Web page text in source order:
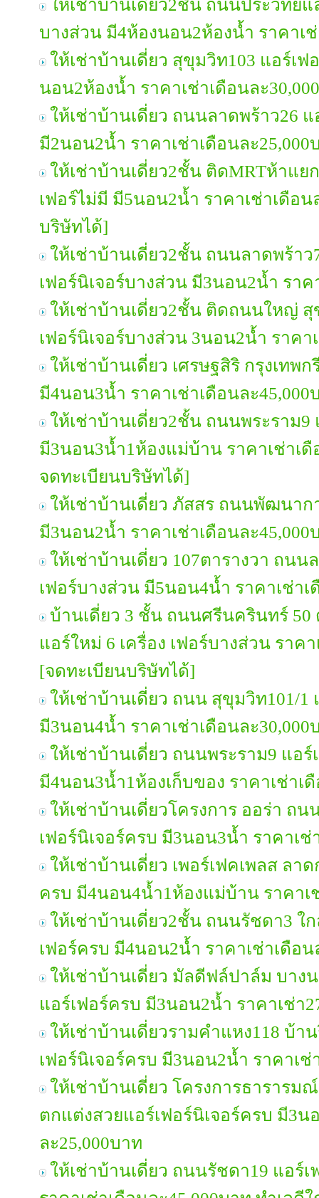
ให้เช่าบ้านเดี่ยว2ชั้น ถนนประวิทย์แ
บางส่วน มี4ห้องนอน2ห้องน้ำ ราคาเ
ให้เช่าบ้านเดี่ยว สุขุมวิท103 แอร์เฟ
นอน2ห้องน้ำ ราคาเช่าเดือนละ
ให้เช่าบ้านเดี่ยว ถนนลาดพร้าว26 แ
มี2นอน2น้ำ ราคาเช่าเดือนละ25,000
ให้เช่าบ้านเดี่ยว2ชั้น ติดMRTห้าแย
เฟอร์ไม่มี มี5นอน2น้ำ ราคาเช่าเดือ
บริษัทได้]
ให้เช่าบ้านเดี่ยว2ชั้น ถนนลาดพร้าว
เฟอร์นิเจอร์บางส่วน มี3นอน2น้ำ ราค
ให้เช่าบ้านเดี่ยว2ชั้น ติดถนนใหญ่ สุ
เฟอร์นิเจอร์บางส่วน 3นอน2น้ำ ราคา
ให้เช่าบ้านเดี่ยว เศรษฐสิริ กรุงเทพ
มี4นอน3น้ำ ราคาเช่าเดือนละ45,000
ให้เช่าบ้านเดี่ยว2ชั้น ถนนพระราม9
มี3นอน3น้ำ1ห้องแม่บ้าน ราคาเช่าเ
จดทะเบียนบริษัทได้]
ให้เช่าบ้านเดี่ยว ภัสสร ถนนพัฒนาก
มี3นอน2น้ำ ราคาเช่าเดือนละ45,000
ให้เช่าบ้านเดี่ยว 107ตารางวา ถนน
เฟอร์บางส่วน มี5นอน4น้ำ ราคาเช่าเ
บ้านเดี่ยว 3 ชั้น ถนนศรีนครินทร์ 50
แอร์ใหม่ 6 เครื่อง เฟอร์บางส่วน ราค
[จดทะเบียนบริษัทได้]
ให้เช่าบ้านเดี่ยว ถนน สุขุมวิท101/1
มี3นอน4น้ำ ราคาเช่าเดือนละ30,000
ให้เช่าบ้านเดี่ยว ถนนพระราม9 แอร์
มี4นอน3น้ำ1ห้องเก็บของ ราคาเช่าเ
ให้เช่าบ้านเดี่ยวโครงการ ออร่า ถ
เฟอร์นิเจอร์ครบ มี3นอน3น้ำ ราคาเช่
ให้เช่าบ้านเดี่ยว เพอร์เฟคเพลส ลา
ครบ มี4นอน4น้ำ1ห้องแม่บ้าน ราคาเ
ให้เช่าบ้านเดี่ยว2ชั้น ถนนรัชดา3 ใ
เฟอร์ครบ มี4นอน2น้ำ ราคาเช่าเดือน
ให้เช่าบ้านเดี่ยว มัลดีฟล์ปาล์ม บาง
แอร์เฟอร์ครบ มี3นอน2น้ำ ราคาเช่า
ให้เช่าบ้านเดี่ยวรามคำแหง118 บ้า
เฟอร์นิเจอร์ครบ มี3นอน2น้ำ ราคาเช่
ให้เช่าบ้านเดี่ยว โครงการธารารม
ตกแต่งสวยแอร์เฟอร์นิเจอร์ครบ มี3น
ละ25,000บาท
ให้เช่าบ้านเดี่ยว ถนนรัชดา19 แอร์